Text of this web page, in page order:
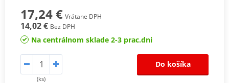
17,24 € Vrátane DPH
14,02 € Bez DPH
Na centrálnom sklade 2-3 prac.dni
(ks)
Do košíka